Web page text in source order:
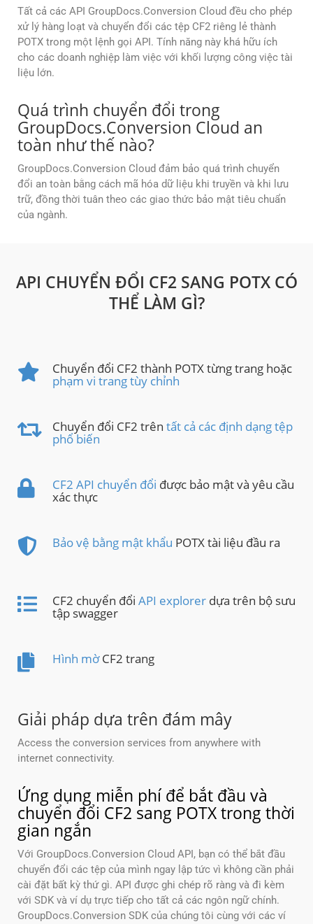
Tất cả các API GroupDocs.Conversion Cloud đều cho phép
xử lý hàng loạt và chuyển đổi các tệp CF2 riêng lẻ thành
POTX trong một lệnh gọi API. Tính năng này khá hữu ích
cho các doanh nghiệp làm việc với khối lượng công việc tài
liệu lớn.
Quá trình chuyển đổi trong
GroupDocs.Conversion Cloud an
toàn như thế nào?
GroupDocs.Conversion Cloud đảm bảo quá trình chuyển
đổi an toàn bằng cách mã hóa dữ liệu khi truyền và khi lưu
trữ, đồng thời tuân theo các giao thức bảo mật tiêu chuẩn
của ngành.
API CHUYỂN ĐỔI CF2 SANG POTX CÓ
THỂ LÀM GÌ?
Chuyển đổi CF2 thành POTX từng trang hoặc
phạm vi trang tùy chỉnh
Chuyển đổi CF2 trên tất cả các định dạng tệp
phổ biến
CF2 API chuyển đổi được bảo mật và yêu cầu
xác thực
Bảo vệ bằng mật khẩu POTX tài liệu đầu ra
CF2 chuyển đổi API explorer dựa trên bộ sưu
tập swagger
Hình mờCF2 trang
Giải pháp dựa trên đám mây
Access the conversion services from anywhere with
internet connectivity.
Ứng dụng miễn phí để bắt đầu và
chuyển đổi CF2 sang POTX trong thời
gian ngắn
Với GroupDocs.Conversion Cloud API, bạn có thể bắt đầu
chuyển đổi các tệp của mình ngay lập tức vì không cần phải
cài đặt bất kỳ thứ gì. API được ghi chép rõ ràng và đi kèm
với SDK và ví dụ trực tiếp cho tất cả các ngôn ngữ chính.
GroupDocs.Conversion SDK của chúng tôi cùng với các ví